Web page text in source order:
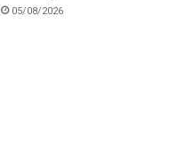
05/08/2026